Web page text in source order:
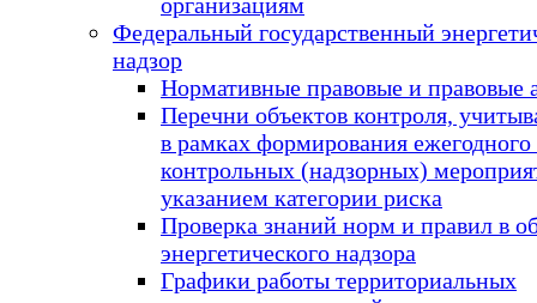
Федеральный государственный
надзор
Нормативные правовые и правовые
Перечни объектов контроля,
в рамках формирования ежегодного
контрольных (надзорных)
указанием категории риска
Проверка знаний норм и правил в
энергетического надзора
Графики работы территориальных